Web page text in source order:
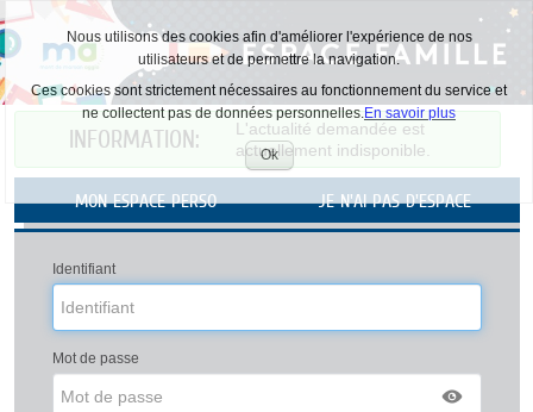
Nous utilisons des cookies afin d'améliorer l'expérience de nos
utilisateurs et de permettre la navigation.
Ces cookies sont strictement nécessaires au fonctionnement du service et
ne collectent pas de données personnelles.En savoir plus
Ok
Accepter
cookies
Liste
avertissementsINFORMATION:
L'actualité demandée est
actuellement indisponible.
MON ESPACE PERSO JE N'AI PAS D'ESPACE
Identifiant
Mot de passe